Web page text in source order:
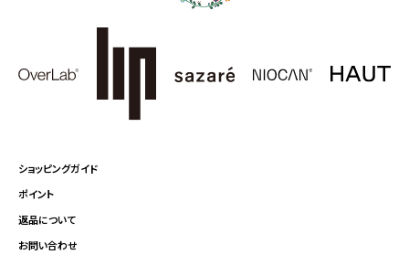
ショッピングガイド
ポイント
返品について
お問い合わせ